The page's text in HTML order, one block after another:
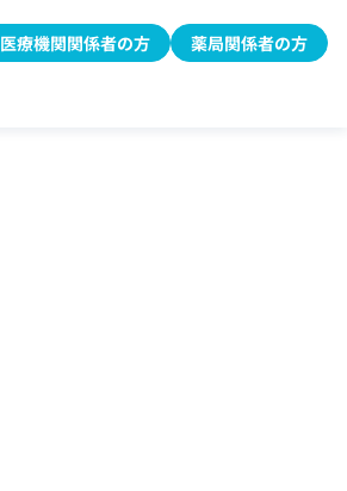
医療機関関係者の方 薬局関係者の方